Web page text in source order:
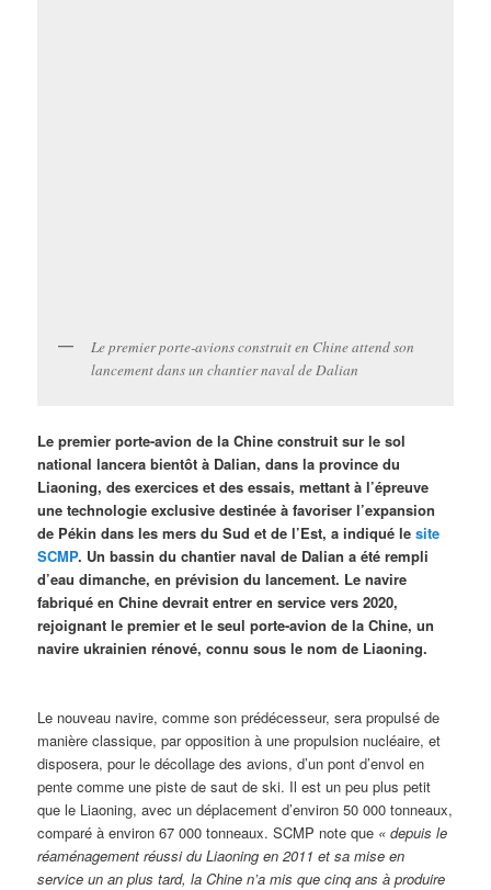
Le premier porte-avions construit en Chine attend son
lancement dans un chantier naval de Dalian
Le premier porte-avion de la Chine construit sur le sol
national lancera bientôt à Dalian, dans la province du
Liaoning, des exercices et des essais, mettant à l’épreuve
une technologie exclusive destinée à favoriser l’expansion
de Pékin dans les mers du Sud et de l’Est, a indiqué lesite
SCMP. Un bassin du chantier naval de Dalian a été rempli
d’eau dimanche, en prévision du lancement. Le navire
fabriqué en Chine devrait entrer en service vers 2020,
rejoignant le premier et le seul porte-avion de la Chine, un
navire ukrainien rénové, connu sous le nom de Liaoning.
Le nouveau navire, comme son prédécesseur, sera propulsé de
manière classique, par opposition à une propulsion nucléaire, et
disposera, pour le décollage des avions, d’un pont d’envol en
pente comme une piste de saut de ski. Il est un peu plus petit
que le Liaoning, avec un déplacement d’environ 50 000 tonneaux,
comparé à environ 67 000 tonneaux. SCMP note que « depuis le
réaménagement réussi du Liaoning en 2011 et sa mise en
service un an plus tard, la Chine n’a mis que cinq ans à produire